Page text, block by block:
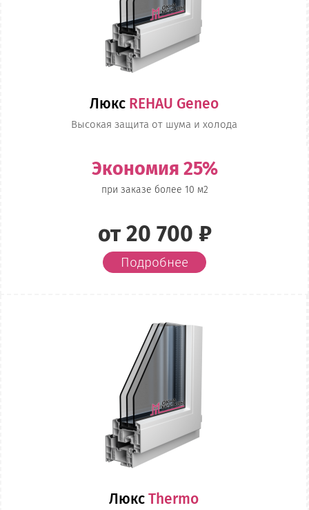
Люкс REHAU Geneo
Высокая защита от шума и холода
Экономия 25%
при заказе более 10 м2
от 20 700 ₽
Подробнее
ЛюксThermo